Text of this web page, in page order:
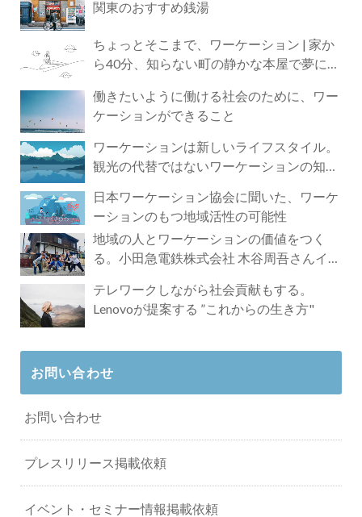
関東のおすすめ銭湯
ちょっとそこまで、ワーケーション | 家か
ら40分、知らない町の静かな本屋で夢に近
働きたいように働ける社会のために、ワー
ケーションができること
ワーケーションは新しいライフスタイル。
観光の代替ではないワーケーションの知ら
日本ワーケーション協会に聞いた、ワーケ
ーションのもつ地域活性の可能性
地域の人とワーケーションの価値をつく
る。小田急電鉄株式会社 木谷周吾さんイン
テレワークしながら社会貢献もする。
Lenovoが提案する ”これからの生き方"
お問い合わせ
お問い合わせ
プレスリリース掲載依頼
イベント・セミナー情報掲載依頼